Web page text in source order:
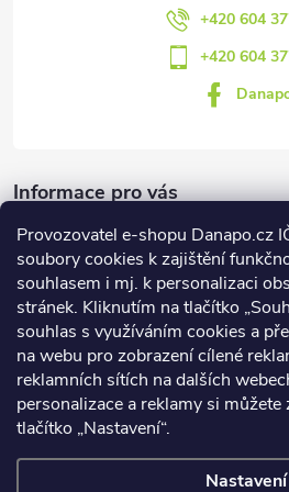
Provozovatel e-shopu Danapo.cz
soubory cookies k zajištění
souhlasem i mj. k personalizaci
stránek. Kliknutím na tlačítko
souhlas s využíváním cookies a
na webu pro zobrazení cílené
reklamních sítích na dalších
personalizace a reklamy si
tlačítko „Nastavení“.
Nastavení
+420 604
+420 604
Informace pro vás
Dotazník
Co upřednosťnujete?
Počet hlasů:437
Facebook